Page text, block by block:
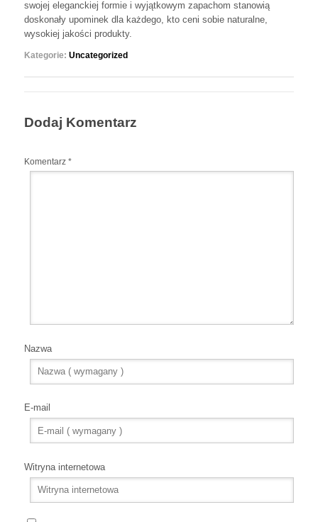
swojej eleganckiej formie i wyjątkowym zapachom stanowią
doskonały upominek dla każdego, kto ceni sobie naturalne,
wysokiej jakości produkty.
Kategorie: Uncategorized
Dodaj Komentarz
Komentarz *
Nazwa
E-mail
Witryna internetowa